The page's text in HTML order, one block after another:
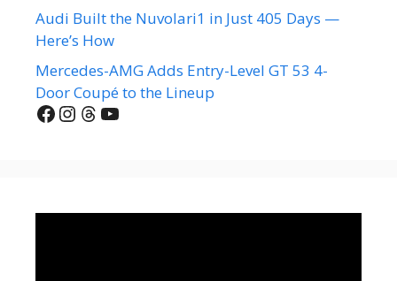
Audi Built the Nuvolari1 in Just 405 Days —
Here’s How
Mercedes-AMG Adds Entry-Level GT 53 4-
Door Coupé to the Lineup
Facebook
Instagram
Threads
YouTube